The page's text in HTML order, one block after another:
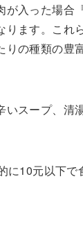
が入った場合
ります。これ
りの種類の豊
いスープ、清
に10元以下で